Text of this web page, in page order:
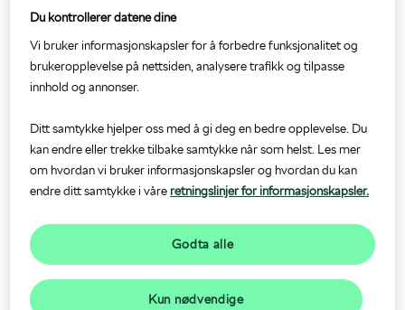
Vi har faste, lave priser på Škoda 5+
Originalservice
inkludert mobilitetsgaranti frem til neste serviceintervall.
Bestill service
Ønsker du en driftssikker bil er det viktig med vedlikehold! Inkludert i
Škoda 5+ Originalservice får du mobilitetsgaranti frem til neste
service om noe uforutsett skulle oppstå, samt full verkstedhistorikk.
Din Škoda er i de beste hender når den er hos oss og forblir en original
Du kontrollerer datene dine
Vi bruker informasjonskapsler for å forbedre funksjonalitet og
brukeropplevelse på nettsiden, analysere trafikk og tilpasse
innhold og annonser.
Ditt samtykke hjelper oss med å gi deg en bedre opplevelse. Du
kan endre eller trekke tilbake samtykke når som helst. Les mer
om hvordan vi bruker informasjonskapsler og hvordan du kan
endre ditt samtykke i våre retningslinjer for informasjonskapsler.
Kun nødvendige
Godta alle